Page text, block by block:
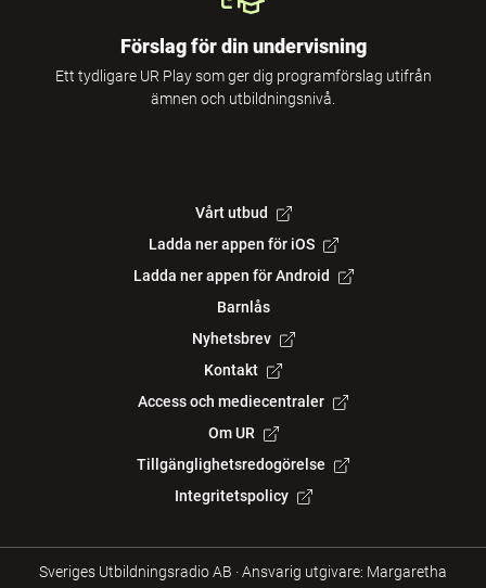
Förslag för din undervisning
Ett tydligare UR Play som ger dig programförslag utifrån
ämnen och utbildningsnivå.
Vårt utbud
Ladda ner appen för iOS
Ladda ner appen för Android
Barnlås
Nyhetsbrev
Kontakt
Access och mediecentraler
Om UR
Tillgänglighetsredogörelse
Integritetspolicy
Sveriges Utbildningsradio AB ·Ansvarig utgivare: Margaretha